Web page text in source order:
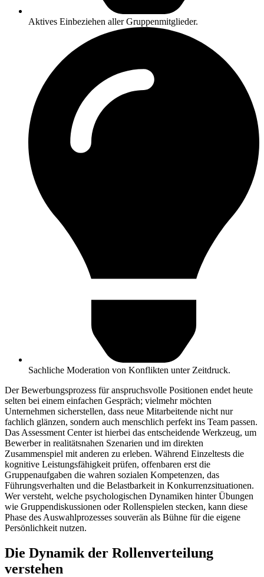
Aktives Einbeziehen aller Gruppenmitglieder.
Sachliche Moderation von Konflikten unter Zeitdruck.
Der Bewerbungsprozess für anspruchsvolle Positionen endet heute
selten bei einem einfachen Gespräch; vielmehr möchten
Unternehmen sicherstellen, dass neue Mitarbeitende nicht nur
fachlich glänzen, sondern auch menschlich perfekt ins Team passen.
Das Assessment Center ist hierbei das entscheidende Werkzeug, um
Bewerber in realitätsnahen Szenarien und im direkten
Zusammenspiel mit anderen zu erleben. Während Einzeltests die
kognitive Leistungsfähigkeit prüfen, offenbaren erst die
Gruppenaufgaben die wahren sozialen Kompetenzen, das
Führungsverhalten und die Belastbarkeit in Konkurrenzsituationen.
Wer versteht, welche psychologischen Dynamiken hinter Übungen
wie Gruppendiskussionen oder Rollenspielen stecken, kann diese
Phase des Auswahlprozesses souverän als Bühne für die eigene
Persönlichkeit nutzen.
Die Dynamik der Rollenverteilung
verstehen